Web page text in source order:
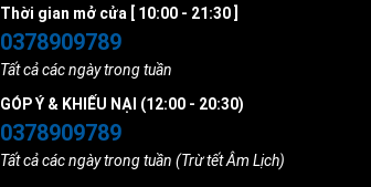
Thời gian mở cửa [ 10:00 - 21:30 ]
0378909789
Tất cả các ngày trong tuần
GÓP Ý & KHIẾU NẠI (12:00 - 20:30)
0378909789
Tất cả các ngày trong tuần (Trừ tết Âm Lịch)